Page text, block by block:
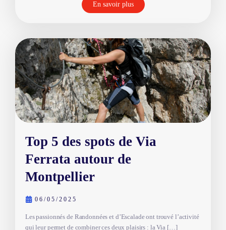
En savoir plus
Top 5 des spots de Via
Ferrata autour de
Montpellier
06/05/2025
Les passionnés de Randonnées et d’Escalade ont trouvé l’activité
qui leur permet de combiner ces deux plaisirs : la Via […]